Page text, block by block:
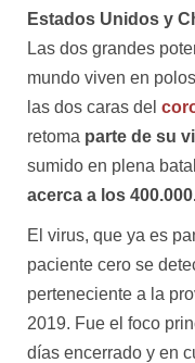
Estados Unidos y
Las dos grandes
mundo viven en
las dos caras del
retoma parte de su
sumido en plena
acerca a los
El virus, que ya es
paciente cero se
perteneciente a la
2019. Fue el foco
días encerrado y en